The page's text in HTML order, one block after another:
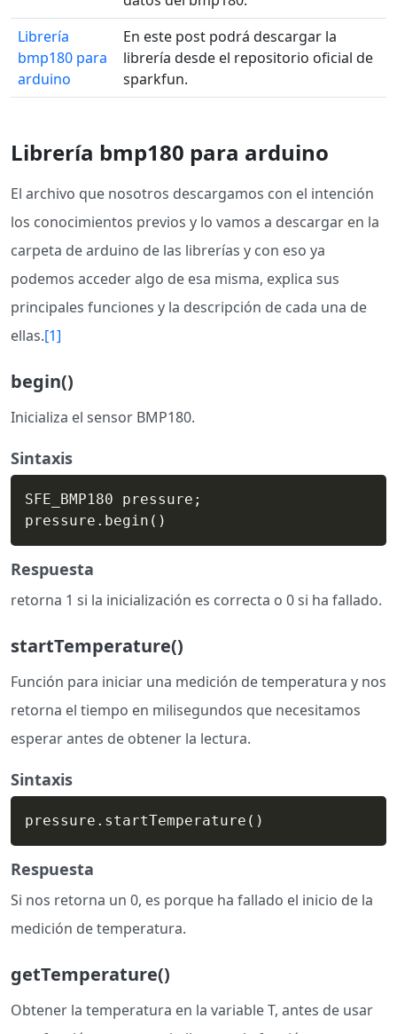
Librería
bmp180 para
arduino
En este post podrá descargar la
librería desde el repositorio oficial de
sparkfun.
Librería bmp180 para arduino
El archivo que nosotros descargamos con el intención
los conocimientos previos y lo vamos a descargar en la
carpeta de arduino de las librerías y con eso ya
podemos acceder algo de esa misma, explica sus
principales funciones y la descripción de cada una de
ellas.[1]
begin()
Inicializa el sensor BMP180.
Sintaxis
SFE_BMP180 pressure ;
pressure.begin ( )
Respuesta
retorna 1 si la inicialización es correcta o 0 si ha fallado.
startTemperature()
Función para iniciar una medición de temperatura y nos
retorna el tiempo en milisegundos que necesitamos
esperar antes de obtener la lectura.
Sintaxis
pressure.startTemperature ( )
Respuesta
Si nos retorna un 0, es porque ha fallado el inicio de la
medición de temperatura.
getTemperature()
Obtener la temperatura en la variable T, antes de usar